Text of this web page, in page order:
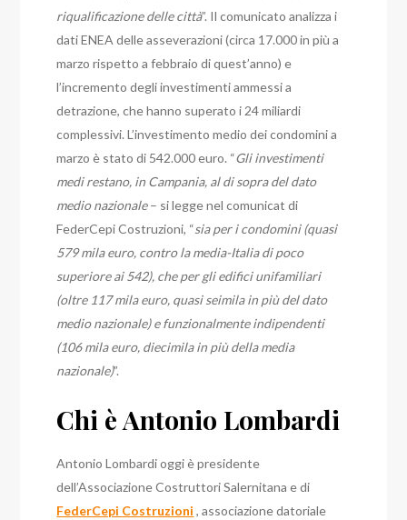
riqualificazione delle città”. Il comunicato analizza i
dati ENEA delle asseverazioni (circa 17.000 in più a
marzo rispetto a febbraio di quest’anno) e
l’incremento degli investimenti ammessi a
detrazione, che hanno superato i 24 miliardi
complessivi. L’investimento medio dei condomini a
marzo è stato di 542.000 euro. “Gli investimenti
medi restano, in Campania, al di sopra del dato
medio nazionale– si legge nel comunicat di
FederCepi Costruzioni, “sia per i condomini (quasi
579 mila euro, contro la media-Italia di poco
superiore ai 542), che per gli edifici unifamiliari
(oltre 117 mila euro, quasi seimila in più del dato
medio nazionale) e funzionalmente indipendenti
(106 mila euro, diecimila in più della media
nazionale)”.
Chi è Antonio Lombardi
Antonio Lombardi oggi è presidente
dell’Associazione Costruttori Salernitana e di
FederCepi Costruzioni , associazione datoriale